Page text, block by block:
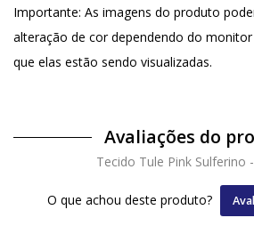
Importante: As imagens do produto
alteração de cor dependendo do
que elas estão sendo visualizadas.
Avaliações do
Tecido Tule Pink Sulferino
O que achou deste produto?